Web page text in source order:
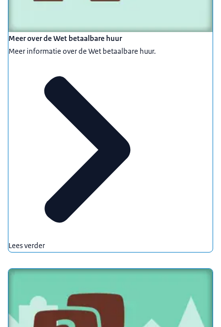
Meer over de Wet betaalbare huur
Meer informatie over de Wet betaalbare huur.
Lees verder